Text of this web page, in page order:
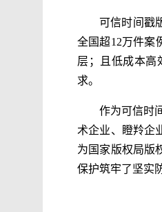
可信时间戳
全国超12万件案
层；且低成本高
求。
作为可信时
术企业、瞪羚企
为国家版权局版
保护筑牢了坚实